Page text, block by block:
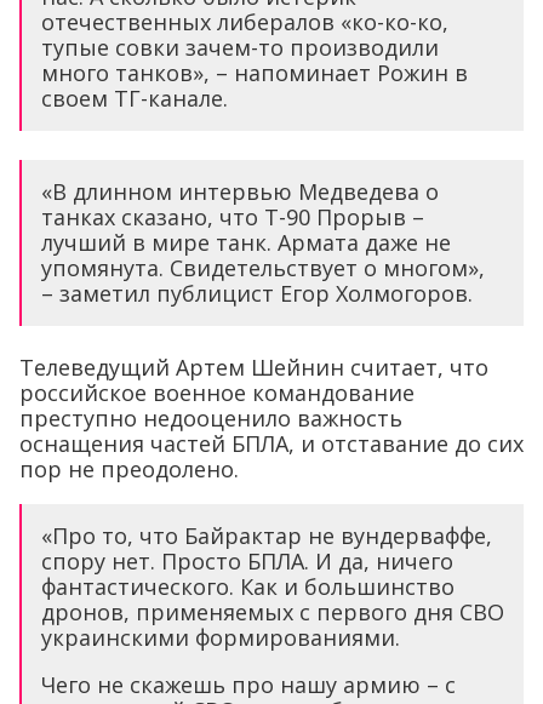
отечественных либералов «ко-ко-ко,
тупые совки зачем-то производили
много танков», – напоминает Рожин в
своем ТГ-канале.
«В длинном интервью Медведева о
танках сказано, что Т-90 Прорыв –
лучший в мире танк. Армата даже не
упомянута. Свидетельствует о многом»,
– заметил публицист Егор Холмогоров.
Телеведущий Артем Шейнин считает, что
российское военное командование
преступно недооценило важность
оснащения частей БПЛА, и отставание до сих
пор не преодолено.
«Про то, что Байрактар не вундерваффе,
спору нет. Просто БПЛА. И да, ничего
фантастического. Как и большинство
дронов, применяемых с первого дня СВО
украинскими формированиями.
Чего не скажешь про нашу армию – с